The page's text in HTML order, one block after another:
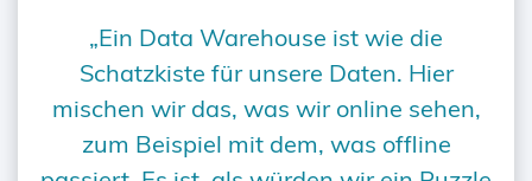
„Ein Data Warehouse ist wie die
Schatzkiste für unsere Daten. Hier
mischen wir das, was wir online sehen,
zum Beispiel mit dem, was offline